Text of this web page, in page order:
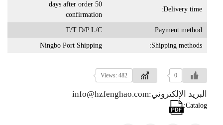
Delivery time:
50 days after order
confirmation
Payment method:
T/T D/P L/C
Shipping methods:
Ningbo Port Shipping
0
Views: 482
البريد الإلكتروني:info@hzfenghao.com
Catalog: